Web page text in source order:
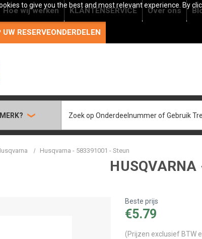
to give you the best and most relevant experience. By
Hoe wij werken KLANTENSERVICE Over ons
UW RESERVEONDERDELEN
Husqvarna - 583391001 - Steun
Beste prijs
€5.79
(Prijzen exclusief BTW